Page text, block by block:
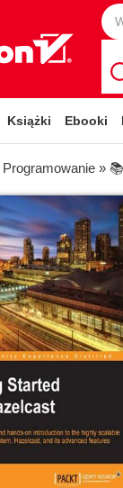
Książki Ebooki
Programowanie »